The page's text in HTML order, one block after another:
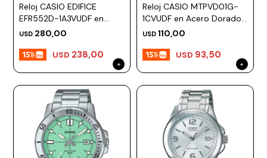
Reloj CASIO EDIFICE
EFR552D-1A3VUDF en
Acero Plateado Esfera
USD 280,00
USD 238,00
Reloj CASIO MTPVD01G-
1CVUDF en Acero Dorado
Esfera 45mm
USD 110,00
USD 93,50